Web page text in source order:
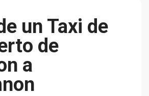
un Taxi de
de
a